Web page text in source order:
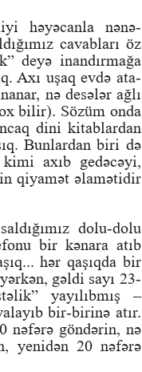
həyəcanla nənə-
cavabları öz
deyə inandırmağa
Axı uşaq evdə ata-
nə desələr ağlı
bilir). Sözüm onda
dini kitablardan
Bunlardan biri də
axıb gedəcəyi,
qiyamət əlamətidir
dolu-dolu
bir kənara atıb
hər qaşıqda bir
gəldi sayı 23-
yayılıbmış –
bir-birinə atır.
nəfərə göndərin, nə
yenidən 20 nəfərə